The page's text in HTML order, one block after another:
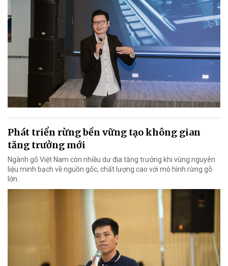
Phát triển rừng bền vững tạo không gian
tăng trưởng mới
Ngành gỗ Việt Nam còn nhiều dư địa tăng trưởng khi vùng nguyên
liệu minh bạch về nguồn gốc, chất lượng cao với mô hình rừng gỗ
lớn.